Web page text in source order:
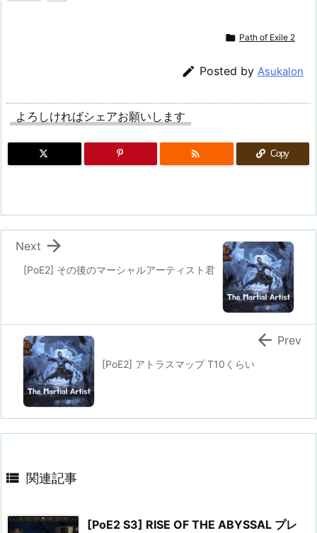
 Path of Exile 2
 Posted by Asukalon
よろしければシェアお願いします
 Copy
[PoE2] その後のマーシャルアーティスト君

Next
[PoE2] アトラスマップ T10くらい
 Prev
 関連記事
[PoE2 S3] RISE OF THE ABYSSAL プレ